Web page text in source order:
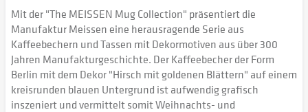
Mit der "The MEISSEN Mug Collection" präsentiert die
Manufaktur Meissen eine herausragende Serie aus
Kaffeebechern und Tassen mit Dekormotiven aus über 300
Jahren Manufakturgeschichte. Der Kaffeebecher der Form
Berlin mit dem Dekor "Hirsch mit goldenen Blättern" auf einem
kreisrunden blauen Untergrund ist aufwendig grafisch
inszeniert und vermittelt somit Weihnachts- und